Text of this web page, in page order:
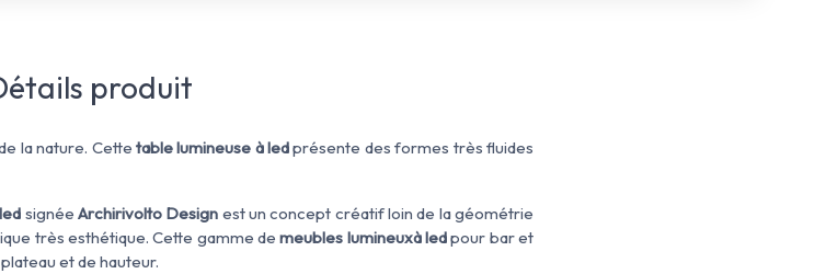
produit
la nature. Cette table lumineuse à ledprésente des formes très fluides
signéeArchirivolto Design estun concept créatifloin de la géométrie
très esthétique. Cette gamme demeubles lumineuxà ledpour bar et
et de hauteur.